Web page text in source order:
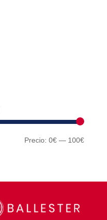
Precio
Precio
Precio:0€ — 100€